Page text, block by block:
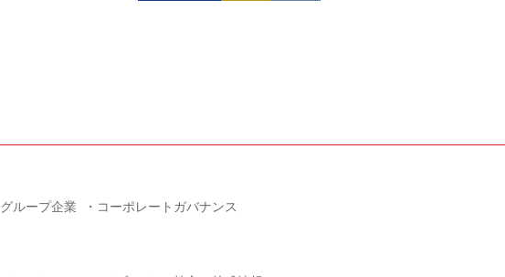
グループ企業
コーポレートガバナンス